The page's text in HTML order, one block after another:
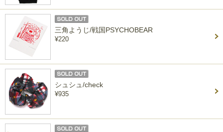
三角ようじ/戦国PSYCHOBEAR
¥220
シュシュ/check
¥935